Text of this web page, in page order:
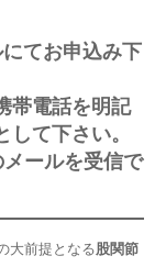
てお申込み下
帯電話を明記
て下さい。
ールを受信で
大前提となる股関節